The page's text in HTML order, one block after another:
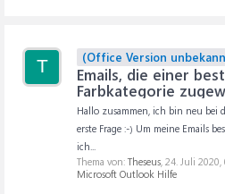
T (Office Version
Emails, die einer
Farbkategorie
Hallo zusammen, ich bin neu bei
erste Frage :-) Um meine Emails
ich...
Thema von: Theseus, 24. Juli 2020,
Microsoft Outlook Hilfe